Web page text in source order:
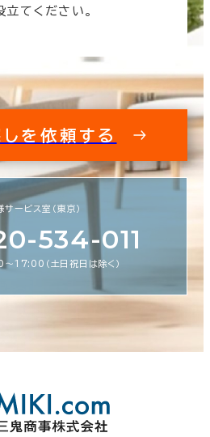
てください。
を依頼する
サービス室（東京）
534-011
17:00（土日祝日は除く）